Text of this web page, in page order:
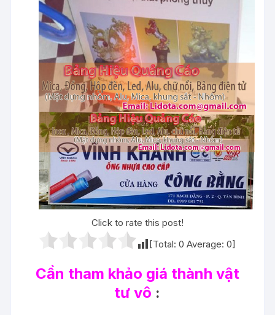
Click to rate this post!
[Total:0 Average:0]
Cần tham khảo giá thành vật
tư vô :